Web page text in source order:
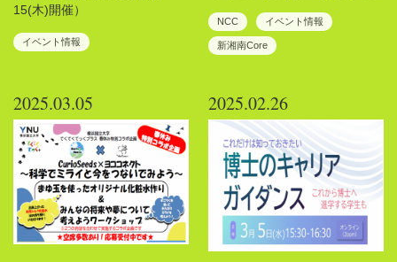
15(木)開催）
イベント情報
NCC イベント情報
新湘南Core
2025.03.05 2025.02.26